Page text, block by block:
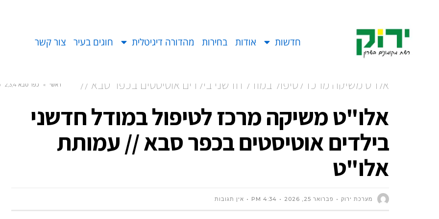
חדשות אודות בחירות מהדורה דיגיטלית חוגים בעיר צור קשר
אלו"ט משיקה מרכז לטיפול במודל חדשני בילדים אוטיסטים בכפר סבא //
עמותת אלו"ט
ראשי » כפר סבא 2,3,4
אלו"ט משיקה מרכז לטיפול במודל חדשני
בילדים אוטיסטים בכפר סבא // עמותת
אלו"ט
מערכת ירוק פברואר 25, 2026 4:34 PM אין תגובות